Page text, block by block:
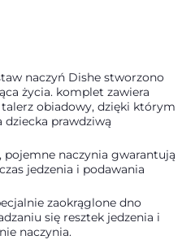
naczyń Dishe stworzono
życia. komplet zawiera
obiadowy, dzięki którym
dziecka prawdziwą
naczynia gwarantują
jedzenia i podawania
zaokrąglone dno
się resztek jedzenia i
naczynia.